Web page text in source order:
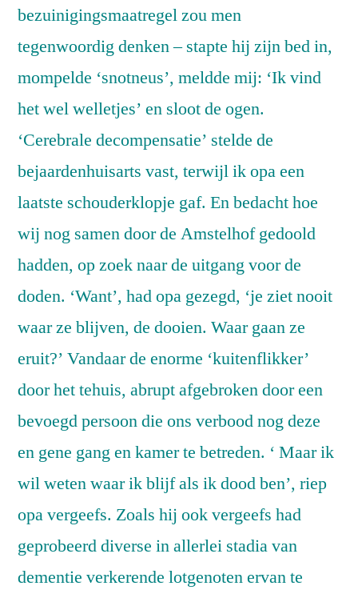
bezuinigingsmaatregel zou men
tegenwoordig denken – stapte hij zijn bed in,
mompelde ‘snotneus’, meldde mij: ‘Ik vind
het wel welletjes’ en sloot de ogen.
‘Cerebrale decompensatie’ stelde de
bejaardenhuisarts vast, terwijl ik opa een
laatste schouderklopje gaf. En bedacht hoe
wij nog samen door de Amstelhof gedoold
hadden, op zoek naar de uitgang voor de
doden. ‘Want’, had opa gezegd, ‘je ziet nooit
waar ze blijven, de dooien. Waar gaan ze
eruit?’ Vandaar de enorme ‘kuitenflikker’
door het tehuis, abrupt afgebroken door een
bevoegd persoon die ons verbood nog deze
en gene gang en kamer te betreden. ‘ Maar ik
wil weten waar ik blijf als ik dood ben’, riep
opa vergeefs. Zoals hij ook vergeefs had
geprobeerd diverse in allerlei stadia van
dementie verkerende lotgenoten ervan te